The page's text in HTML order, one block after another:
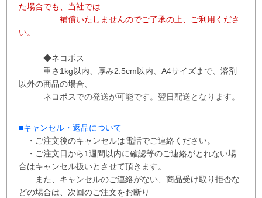
た場合でも、当社では
補償いたしませんのでご了承の上、ご利用くださ
い。
◆ネコポス
重さ1kg以内、
厚み2.5cm以内、A4サイズまで、溶剤
以外の商品の場合、
ネコポスでの発送が可能です。 翌日配送となります。
■キャンセル・返品について
・ご注文後のキャンセルは電話でご連絡ください。
・ご注文日から1週間以内に確認等のご連絡がとれない場
合はキャンセル扱いとさせて頂き ます。
また、 キャンセルのご連絡がない、商品受け取り拒否な
どの場合は、次回のご注文をお断り